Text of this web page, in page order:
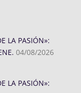
LA PASIÓN»:
04/08/2026
LA PASIÓN»: